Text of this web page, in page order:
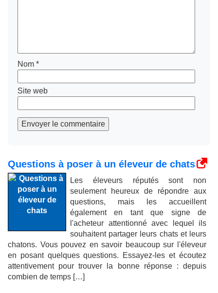
Nom *
Site web
Envoyer le commentaire
Questions à poser à un éleveur de chats
Les éleveurs réputés sont non
seulement heureux de répondre aux
questions, mais les accueillent
également en tant que signe de
l'acheteur attentionné avec lequel ils
souhaitent partager leurs chats et leurs
chatons. Vous pouvez en savoir beaucoup sur l'éleveur
en posant quelques questions. Essayez-les et écoutez
attentivement pour trouver la bonne réponse : depuis
combien de temps […]